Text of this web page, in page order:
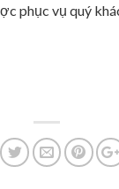
phục vụ quý